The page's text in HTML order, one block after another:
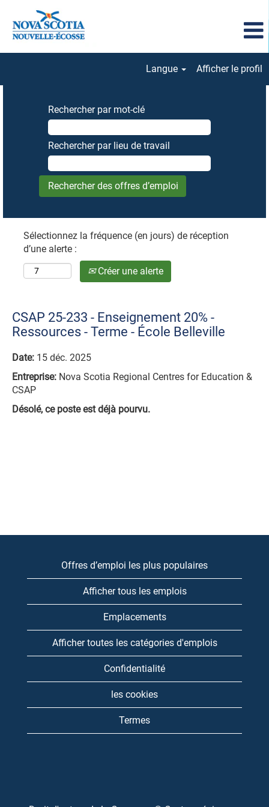
Langue Afficher le profil
Rechercher par mot-clé
Rechercher par lieu de travail
Sélectionnez la fréquence (en jours) de réception
d’une alerte :
Créer une alerte
CSAP 25-233 - Enseignement 20% -
Ressources - Terme - École Belleville
Date: 15 déc. 2025
Entreprise: Nova Scotia Regional Centres for Education &
CSAP
Désolé, ce poste est déjà pourvu.
Offres d’emploi les plus populaires
Afficher tous les emplois
Emplacements
Afficher toutes les catégories d'emplois
Confidentialité
les cookies
Termes